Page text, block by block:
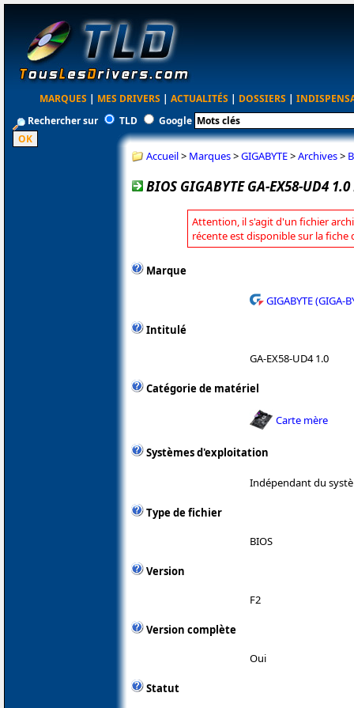
MARQUES | MES DRIVERS | ACTUALITÉS | DOSSIERS |
Rechercher sur
TLD Google
Accueil> Marques>GIGABYTE>Archives>
BIOS GIGABYTE GA-EX58-UD4 1.0
Attention, il s'agit d'un fichier
récente est disponible sur la fiche
Marque
GIGABYTE (GIGA-
Intitulé
GA-EX58-UD4 1.0
Catégorie de matériel
Carte mère
Systèmes d'exploitation
Indépendant du
Type de fichier
BIOS
Version
F2
Version complète
Oui
Statut